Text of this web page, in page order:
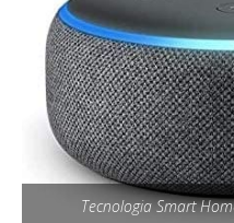
Tecnologia Smart